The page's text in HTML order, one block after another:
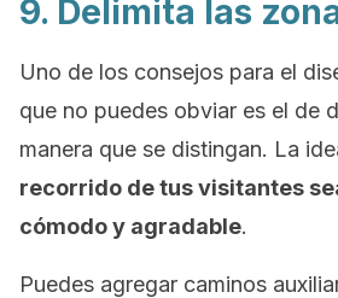
9. Delimita las
Uno de los consejos para el
que no puedes obviar es el de
manera que se distingan. La
recorrido de tus visitantes
cómodo y agradable.
Puedes agregar caminos